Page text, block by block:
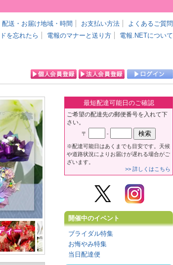
配送・お届け地域・時間 お支払い方法
よくあるご質問
を忘れたら 電報のマナーと送り方 電報.NETについて
最短配達可能日のご確認
ご希望の配達先の郵便番号を入れて下
さい。
〒 -
※配達可能日はあくまでも目安です。天候
や道路状況によりお届けが遅れる場合がご
ざいます。
>> 詳しくはこちら
開催中のイベント
ブライダル特集
お悔やみ特集
当日配達便